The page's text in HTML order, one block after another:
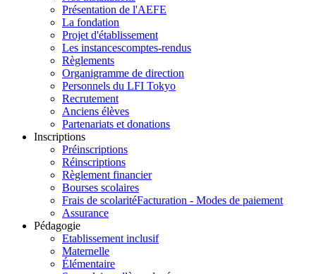
Présentation de l'AEFE
La fondation
Projet d'établissement
Les instancescomptes-rendus
Règlements
Organigramme de direction
Personnels du LFI Tokyo
Recrutement
Anciens élèves
Partenariats et donations
Inscriptions
Préinscriptions
Réinscriptions
Règlement financier
Bourses scolaires
Frais de scolaritéFacturation - Modes de paiement
Assurance
Pédagogie
Etablissement inclusif
Maternelle
Élémentaire